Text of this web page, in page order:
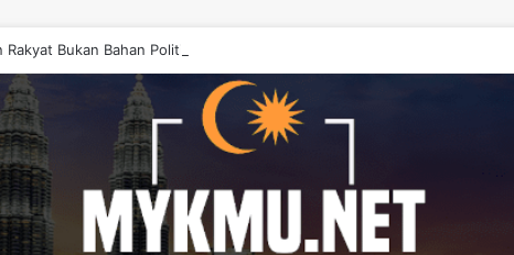
Rakyat Bukan Bahan Politik, Jangan Salahkan Onn Hafiz – Haslinda Salleh